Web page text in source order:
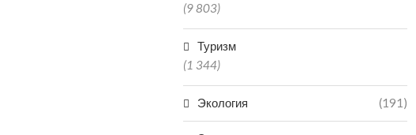
(9 803)
Туризм
(1 344)
Экология (191)